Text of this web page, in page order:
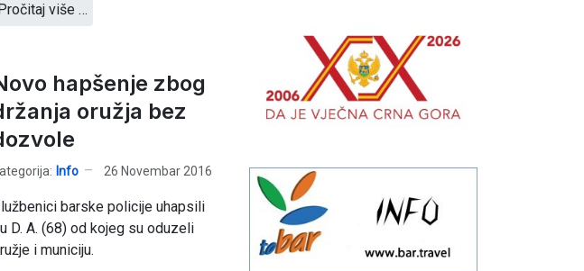
više …
hapšenje zbog
oružja bez
Info 26 Novembar 2016
barske policije uhapsili
D. A. (68) od kojeg su oduzeli
i municiju.